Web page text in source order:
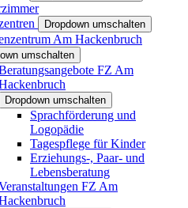
Dropdown umschalten
Am Hackenbruch
umschalten
FZ Am
Dropdown umschalten
Sprachförderung und
Logopädie
Tagespflege für Kinder
Erziehungs-, Paar- und
Lebensberatung
FZ Am